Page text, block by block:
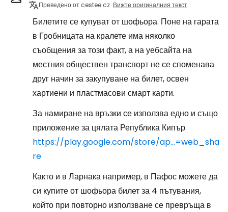
Преведено от cestee.cz Вижте оригиналния текст
Билетите се купуват от шофьора. Поне на гарата
в Гробницата на кралете има няколко
съобщения за този факт, а на уебсайта на
местния обществен транспорт не се споменава
друг начин за закупуване на билет, освен
хартиени и пластмасови смарт карти.
За намиране на връзки се използва едно и също
приложение за цялата Република Кипър
https://play.google.com/store/ap...=web_sha
re
Както и в Ларнака например, в Пафос можете да
си купите от шофьора билет за 4 пътувания,
който при повторно използване се превръща в